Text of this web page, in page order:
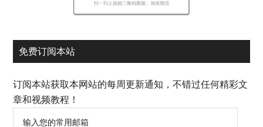
免费订阅本站
订阅本站获取本网站的每周更新通知，不错过任何精彩文
章和视频教程！